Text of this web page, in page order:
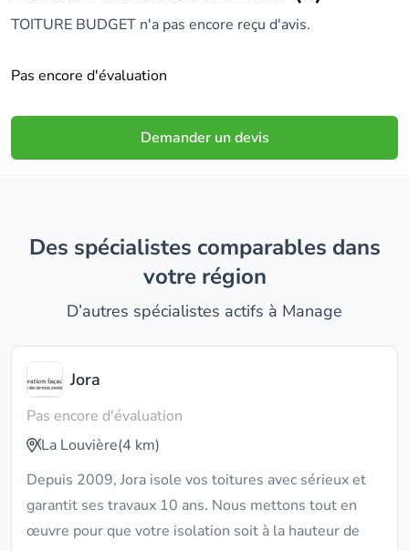
TOITURE BUDGET n'a pas encore reçu d'avis.
Pas encore d'évaluation
Demander un devis
Des spécialistes comparables dans
votre région
D’autres spécialistes actifs à Manage
Jora
Pas encore d'évaluation
La Louvière(4 km)
Depuis 2009, Jora isole vos toitures avec sérieux et
garantit ses travaux 10 ans. Nous mettons tout en
œuvre pour que votre isolation soit à la hauteur de